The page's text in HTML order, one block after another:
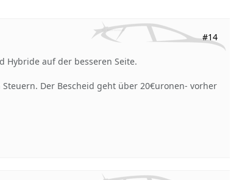
#14
Hybride auf der besseren Seite.
Der Bescheid geht über 20€uronen- vorher